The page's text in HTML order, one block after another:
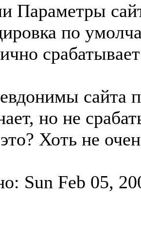
Параметры
по
сайта
но не
Хоть не
Sun Feb 05,